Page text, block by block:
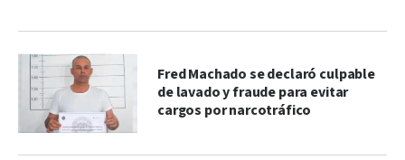
Fred Machado se declaró culpable
de lavado y fraude para evitar
cargos por narcotráfico